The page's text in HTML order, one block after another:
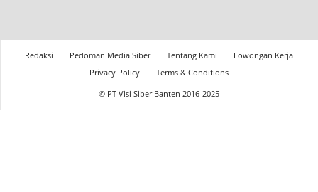
Redaksi Pedoman Media Siber Tentang Kami
Lowongan Kerja
Privacy Policy
Terms & Conditions
© PT Visi Siber Banten 2016-2025